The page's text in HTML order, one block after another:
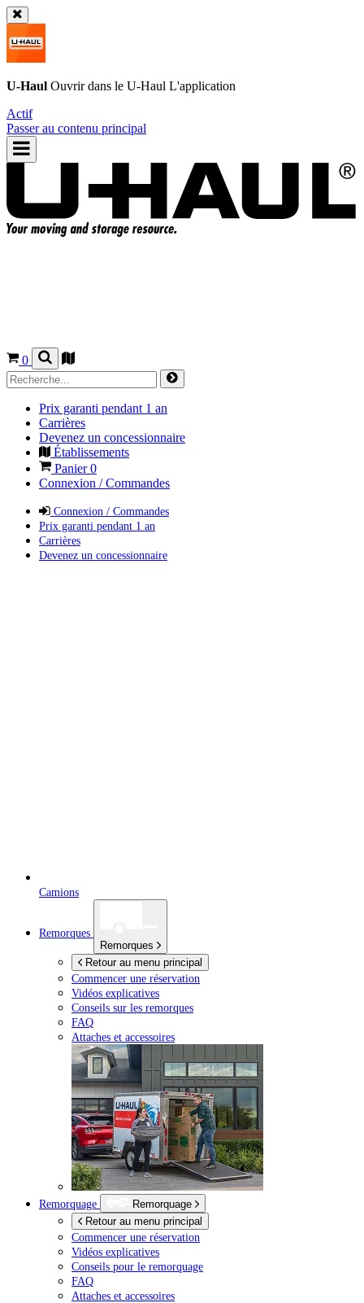
U-Haul Ouvrir dans le U-Haul L'application
Actif
Passer au contenu principal
0
Prix garanti pendant 1 an
Carrières
Devenez un concessionnaire
Établissements
Panier0
Connexion / Commandes
Connexion / Commandes
Prix garanti pendant 1 an
Carrières
Devenez un concessionnaire
Camions
Remorques
Remorques
Retour au menu principal
Commencer une réservation
Vidéos explicatives
Conseils sur les remorques
FAQ
Attaches et accessoires
Remorquage
Remorquage
Retour au menu principal
Commencer une réservation
Vidéos explicatives
Conseils pour le remorquage
FAQ
Attaches et accessoires